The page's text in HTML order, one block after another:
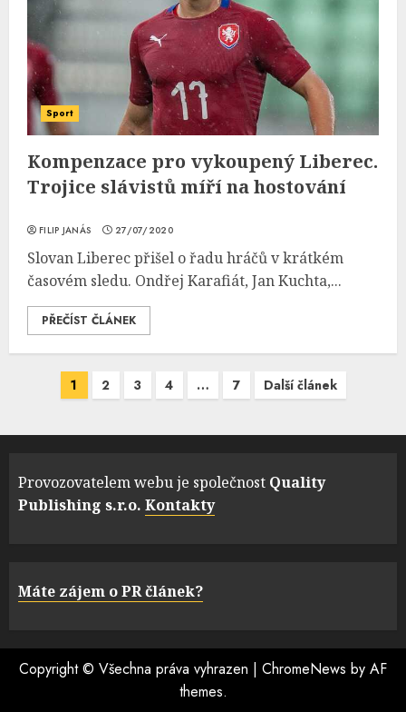
Sport
Kompenzace pro vykoupený Liberec.
Trojice slávistů míří na hostování
FILIP JANÁS 27/07/2020
Slovan Liberec přišel o řadu hráčů v krátkém
časovém sledu. Ondřej Karafiát, Jan Kuchta,...
PŘEČÍST ČLÁNEK
Navigace
příspěvky
1 2 3 4 … 7 Další článek
Provozovatelem webu je společnost Quality
Publishing s.r.o. Kontakty
Máte zájem o PR článek?
Copyright © Všechna práva vyhrazen | ChromeNews by AF
themes.